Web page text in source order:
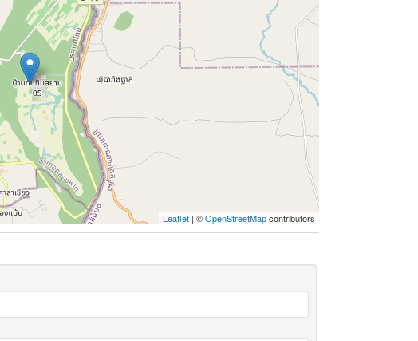
Leaflet| ©OpenStreetMapcontributors